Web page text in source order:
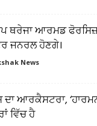
ਥਰੇਜਾ ਆਰਮਡ
ਜਨਰਲ ਹੋਣਗੇ।
News
ਦਾ ਆਰਕੈਸਟਰਾ,
ਵਿੱਚ ਹੈ